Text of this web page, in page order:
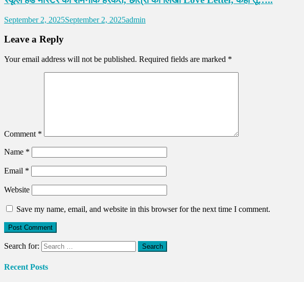
September 2, 2025September 2, 2025admin
Leave a Reply
Your email address will not be published. Required fields are marked *
Comment *
Name *
Email *
Website
Save my name, email, and website in this browser for the next time I comment.
Search for:
Recent Posts